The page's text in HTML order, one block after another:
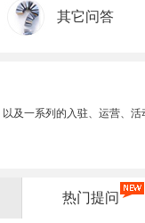
其它问答
及一系列的入驻、运营、
热门提问